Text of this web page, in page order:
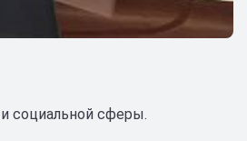
социальной сферы.